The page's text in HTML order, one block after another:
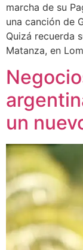
marcha de su
una canción de
Quizá recuerda
Matanza, en
un